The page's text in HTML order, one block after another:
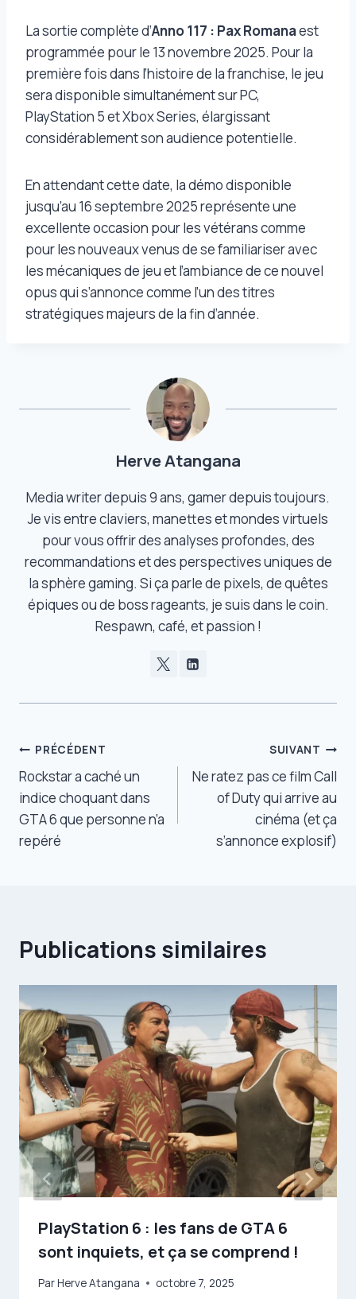
La sortie complète d’Anno 117 : Pax Romanaest
programmée pour le 13 novembre 2025. Pour la
première fois dans l’histoire de la franchise, le jeu
sera disponible simultanément sur PC,
PlayStation 5 et Xbox Series, élargissant
considérablement son audience potentielle.
En attendant cette date, la démo disponible
jusqu’au 16 septembre 2025 représente une
excellente occasion pour les vétérans comme
pour les nouveaux venus de se familiariser avec
les mécaniques de jeu et l’ambiance de ce nouvel
opus qui s’annonce comme l’un des titres
stratégiques majeurs de la fin d’année.
Herve Atangana
Media writer depuis 9 ans, gamer depuis toujours.
Je vis entre claviers, manettes et mondes virtuels
pour vous offrir des analyses profondes, des
recommandations et des perspectives uniques de
la sphère gaming. Si ça parle de pixels, de quêtes
épiques ou de boss rageants, je suis dans le coin.
Respawn, café, et passion !
Navigation
de
l’article
PRÉCÉDENT
Rockstar a caché un
indice choquant dans
GTA 6 que personne n’a
repéré
SUIVANT
Ne ratez pas ce film Call
of Duty qui arrive au
cinéma (et ça
s’annonce explosif)
Publications similaires
PlayStation 6 : les fans de GTA 6
sont inquiets, et ça se comprend !
ParHerve Atangana octobre 7, 2025